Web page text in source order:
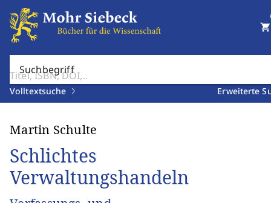
Suchbegriff
Volltextsuche Erweiterte
shopping_cart
Martin Schulte
Schlichtes
Verwaltungshandeln